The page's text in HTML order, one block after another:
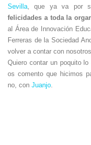
Sevilla, que ya va por
felicidades a toda la
al Área de Innovación
Ferreras de la Sociedad
volver a contar con
Quiero contar un poquito
os comento que hicimos
no, con Juanjo.